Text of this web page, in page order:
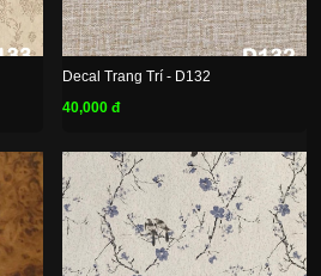
Decal Trang Trí - D132
40,000 đ